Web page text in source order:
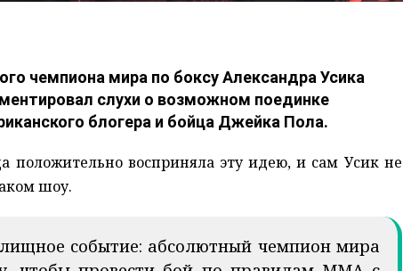
чемпиона мира по боксу Александра Усика
слухи о возможном поединке
блогера и бойца Джейка Пола.
положительно восприняла эту идею, и сам Усик не
шоу.
событие: абсолютный чемпион мира